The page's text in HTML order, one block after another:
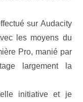
sur Audacity
les moyens du
Pro, manié par
largement la
initiative et je